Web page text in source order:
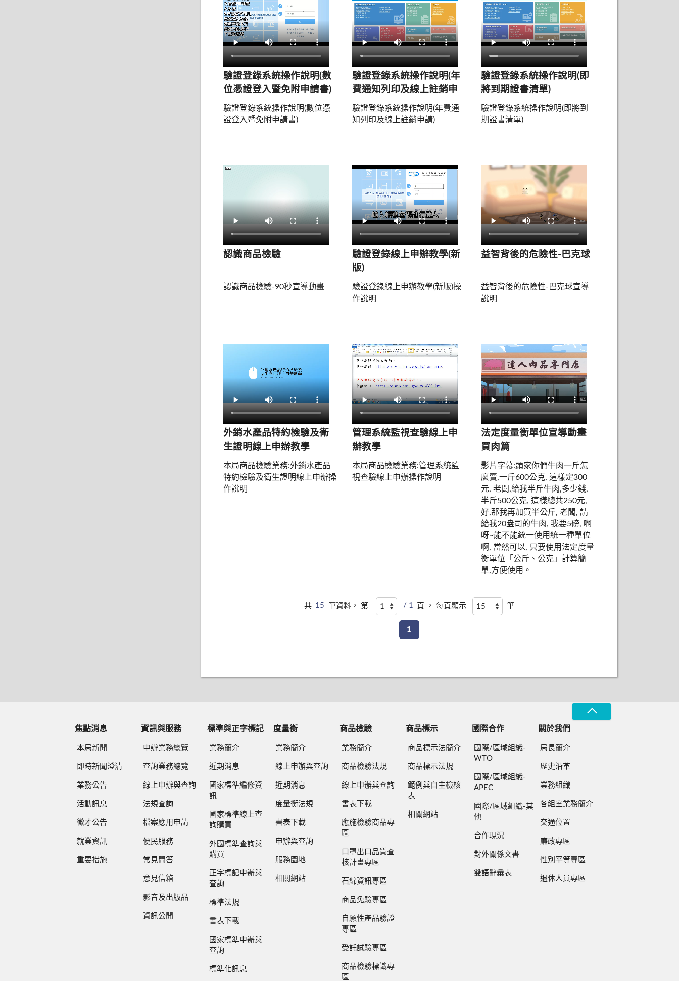
驗證登錄系統操作說明(數
位憑證登入暨免附申請書)
驗證登錄系統操作說明(數位憑
證登入暨免附申請書)
驗證登錄系統操作說明(年
費通知列印及線上註銷申
請)
驗證登錄系統操作說明(年費通
知列印及線上註銷申請)
驗證登錄系統操作說明(即
將到期證書清單)
驗證登錄系統操作說明(即將到
期證書清單)
認識商品檢驗
認識商品檢驗-90秒宣導動畫
驗證登錄線上申辦教學(新
版)
驗證登錄線上申辦教學(新版)操
作說明
益智背後的危險性-巴克球
益智背後的危險性-巴克球宣導
說明
外銷水產品特約檢驗及衛
生證明線上申辦教學
本局商品檢驗業務:外銷水產品
特約檢驗及衛生證明線上申辦操
作說明
管理系統監視查驗線上申
辦教學
本局商品檢驗業務:管理系統監
視查驗線上申辦操作說明
法定度量衡單位宣導動畫
買肉篇
影片字幕:頭家你們牛肉一斤怎
麼賣,一斤600公克, 這樣定300
元, 老闆,給我半斤牛肉,多少錢,
半斤500公克, 這樣總共250元,
好,那我再加買半公斤, 老闆, 請
給我20盎司的牛肉, 我要5磅, 啊
呀~能不能統一使用統一種單位
啊, 當然可以, 只要使用法定度量
衡單位「公斤、公克」計算簡
單,方便使用。
共 15 筆資料， 第 / 1 頁 ， 每頁顯示 筆
1
焦點消息
本局新聞
即時新聞澄清
業務公告
活動訊息
徵才公告
就業資訊
重要措施
資訊與服務
申辦業務總覽
查詢業務總覽
線上申辦與查詢
法規查詢
檔案應用申請
便民服務
常見問答
意見信箱
影音及出版品
資訊公開
標準與正字標記
業務簡介
近期消息
國家標準編修資
訊
國家標準線上查
詢購買
外國標準查詢與
購買
正字標記申辦與
查詢
標準法規
書表下載
國家標準申辦與
查詢
標準化訊息
度量衡
業務簡介
線上申辦與查詢
近期消息
度量衡法規
書表下載
申辦與查詢
服務園地
相關網站
商品檢驗
業務簡介
商品檢驗法規
線上申辦與查詢
書表下載
應施檢驗商品專
區
口罩出口品質查
核計畫專區
石綿資訊專區
商品免驗專區
自願性產品驗證
專區
受託試驗專區
商品檢驗標識專
區
商品標示
商品標示法簡介
商品標示法規
範例與自主檢核
表
相關網站
國際合作
國際/區域組織-
WTO
國際/區域組織-
APEC
國際/區域組織-其
他
合作現況
對外關係文書
雙語辭彙表
關於我們
局長簡介
歷史沿革
業務組織
各組室業務簡介
交通位置
廉政專區
性別平等專區
退休人員專區